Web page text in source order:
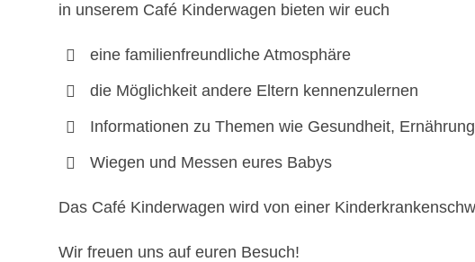
in unserem Café Kinderwagen bieten wir euch
eine familienfreundliche Atmosphäre
die Möglichkeit andere Eltern kennenzulernen
Informationen zu Themen wie Gesundheit,
Wiegen und Messen eures Babys
Das Café Kinderwagen wird von einer
Wir freuen uns auf euren Besuch!